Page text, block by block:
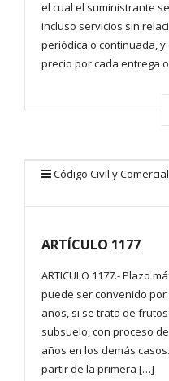
el cual el suministrante
incluso servicios sin
periódica o continuada,
precio por cada entrega
Código Civil y
ARTÍCULO 1177
ARTICULO 1177.- Plazo
puede ser convenido
años, si se trata de
subsuelo, con proceso
años en los demás
partir de la primera […]